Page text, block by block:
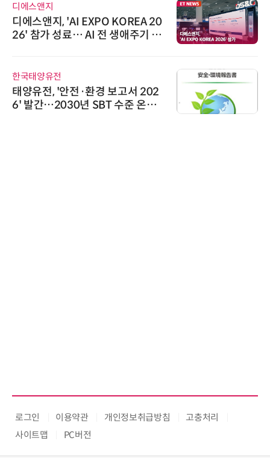
디에스앤지
디에스앤지, 'AI EXPO KOREA 20
26' 참가 성료… AI 전 생애주기 아
한국태양유전
태양유전, '안전·환경 보고서 202
6' 발간…2030년 SBT 수준 온실
로그인 이용약관 개인정보취급방침
고충처리
사이트맵
PC버전